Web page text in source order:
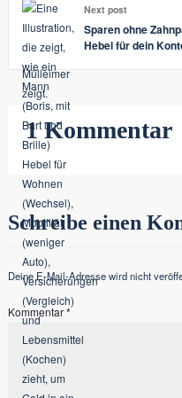
Gras
zur
Next post
Sparen ohne
Hebel für dein
1 Kommentar
Schreibe einen
Deine E-Mail-Adresse wird nicht
Kommentar*